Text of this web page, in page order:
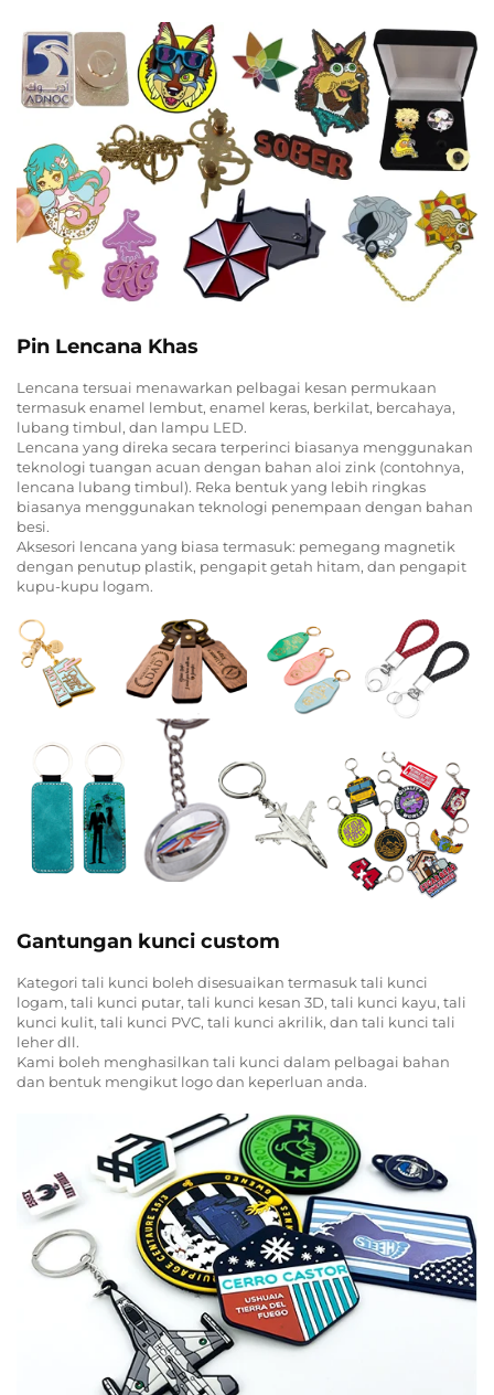
Pin Lencana Khas
Lencana tersuai menawarkan pelbagai kesan permukaan
termasuk enamel lembut, enamel keras, berkilat, bercahaya,
lubang timbul, dan lampu LED.
Lencana yang direka secara terperinci biasanya menggunakan
teknologi tuangan acuan dengan bahan aloi zink (contohnya,
lencana lubang timbul). Reka bentuk yang lebih ringkas
biasanya menggunakan teknologi penempaan dengan bahan
besi.
Aksesori lencana yang biasa termasuk: pemegang magnetik
dengan penutup plastik, pengapit getah hitam, dan pengapit
kupu-kupu logam.
Gantungan kunci custom
Kategori tali kunci boleh disesuaikan termasuk tali kunci
logam, tali kunci putar, tali kunci kesan 3D, tali kunci kayu, tali
kunci kulit, tali kunci PVC, tali kunci akrilik, dan tali kunci tali
leher dll.
Kami boleh menghasilkan tali kunci dalam pelbagai bahan
dan bentuk mengikut logo dan keperluan anda.